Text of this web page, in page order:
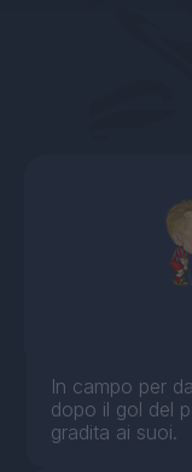
In campo per
dopo il gol del
gradita ai suoi.